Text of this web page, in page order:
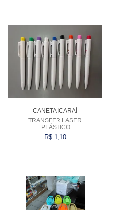
CANETA ICARAÍ
TRANSFER LASER
PLÁSTICO
R$ 1,10